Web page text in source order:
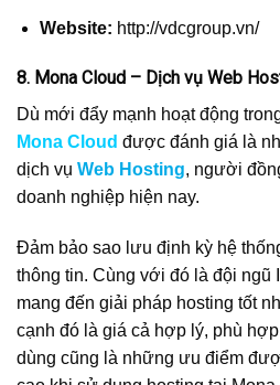
Website: http://vdcgroup.vn/
8. Mona Cloud – Dịch vụ Web
Dù mới đẩy mạnh hoạt động
Mona Cloud được đánh giá là
dịch vụ Web Hosting, người
doanh nghiệp hiện nay.
Đảm bảo sao lưu định kỳ hệ
thông tin. Cùng với đó là đội ngũ
mang đến giải pháp hosting tốt
cạnh đó là giá cả hợp lý, phù
dùng cũng là những ưu điểm